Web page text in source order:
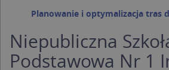
Planowanie i optymalizacja tras
Niepubliczna
Podstawowa Nr 1